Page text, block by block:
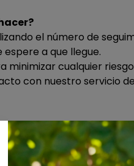
el número de
a que llegue.
cualquier
con nuestro servicio
dejar el paquete
aviso de entrega y